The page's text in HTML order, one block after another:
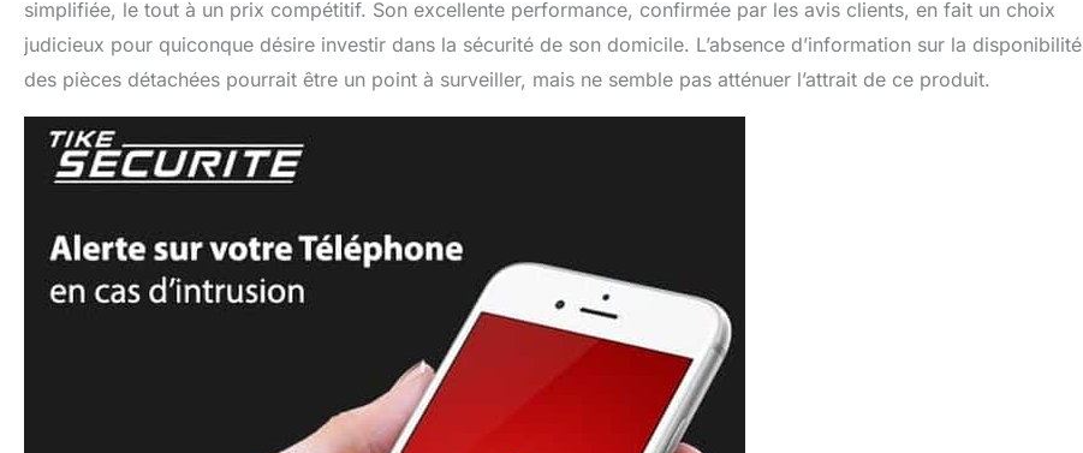
simplifiée, le tout à un prix compétitif. Son excellente performance, confirmée par les avis clients, en fait un choix
judicieux pour quiconque désire investir dans la sécurité de son domicile. L’absence d’information sur la disponibilité
des pièces détachées pourrait être un point à surveiller, mais ne semble pas atténuer l’attrait de ce produit.